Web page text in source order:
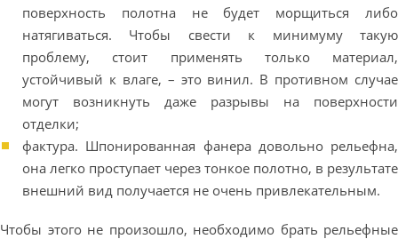
поверхность полотна не будет морщиться либо
натягиваться. Чтобы свести к минимуму такую
проблему, стоит применять только материал,
устойчивый к влаге, – это винил. В противном случае
могут возникнуть даже разрывы на поверхности
отделки;
фактура. Шпонированная фанера довольно рельефна,
она легко проступает через тонкое полотно, в результате
внешний вид получается не очень привлекательным.
Чтобы этого не произошло, необходимо брать рельефные